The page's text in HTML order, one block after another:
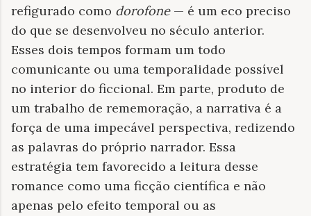
refigurado como dorofone— é um eco preciso
do que se desenvolveu no século anterior.
Esses dois tempos formam um todo
comunicante ou uma temporalidade possível
no interior do ficcional. Em parte, produto de
um trabalho de rememoração, a narrativa é a
força de uma impecável perspectiva, redizendo
as palavras do próprio narrador. Essa
estratégia tem favorecido a leitura desse
romance como uma ficção científica e não
apenas pelo efeito temporal ou as